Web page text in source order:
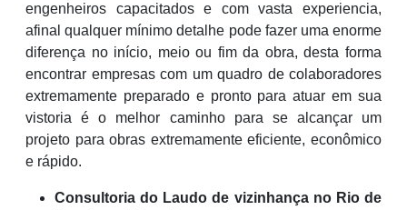
engenheiros capacitados e com vasta experiencia,
afinal qualquer mínimo detalhe pode fazer uma enorme
diferença no início, meio ou fim da obra, desta forma
encontrar empresas com um quadro de colaboradores
extremamente preparado e pronto para atuar em sua
vistoria é o melhor caminho para se alcançar um
projeto para obras extremamente eficiente, econômico
e rápido.
Consultoria do Laudo de vizinhança no Rio de